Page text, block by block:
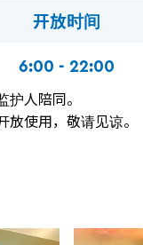
开放时间
6:00 - 22:00
人陪同。
使用，敬请见谅。